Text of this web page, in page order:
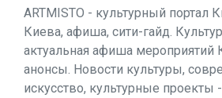
ARTMISTO - культурный портал
Киева, афиша, сити-гайд.
актуальная афиша мероприятий
анонсы. Новости культуры,
искусство, культурные проекты